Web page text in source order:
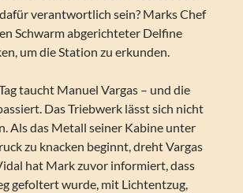
verantwortlich sein? Marks Chef
Schwarm abgerichteter Delfine
um die Station zu erkunden.
taucht Manuel Vargas – und die
Das Triebwerk lässt sich nicht
Als das Metall seiner Kabine unter
zu knacken beginnt, dreht Vargas
hat Mark zuvor informiert, dass
gefoltert wurde, mit Lichtentzug,